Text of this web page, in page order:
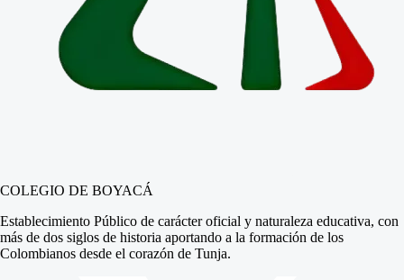
COLEGIO DE BOYACÁ
Establecimiento Público de carácter oficial y naturaleza educativa, con
más de dos siglos de historia aportando a la formación de los
Colombianos desde el corazón de Tunja.